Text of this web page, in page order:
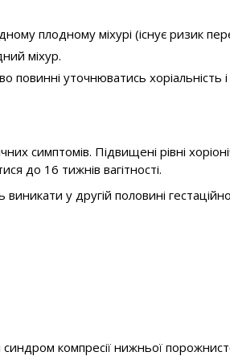
плодному міхурі (існує ризик
міхур.
повинні уточнюватись хоріальність
симптомів. Підвищені рівні
до 16 тижнів вагітності.
виникати у другій половині
компресії нижньої